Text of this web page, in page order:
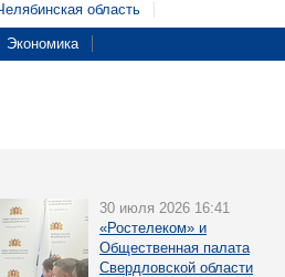
область
Экономика
30 июля 2026 16:41
«Ростелеком» и
Общественная палата
Свердловской области